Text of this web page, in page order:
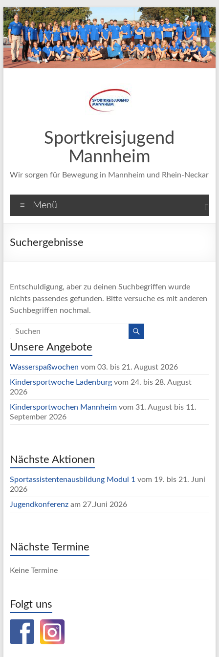
Zum
Inhalt
springen
Sportkreisjugend
Mannheim
Wir sorgen für Bewegung in Mannheim und Rhein-Neckar
Menü
Suchergebnisse
Entschuldigung, aber zu deinen Suchbegriffen wurde
nichts passendes gefunden. Bitte versuche es mit anderen
Suchbegriffen nochmal.
Unsere Angebote
Wasserspaßwochen vom 03. bis 21. August 2026
Kindersportwoche Ladenburgvom 24. bis 28. August
2026
Kindersportwochen Mannheim vom 31. August bis 11.
September 2026
Nächste Aktionen
Sportassistentenausbildung Modul 1 vom 19. bis 21. Juni
2026
Jugendkonferenzam 27.Juni 2026
Nächste Termine
Keine Termine
Folgt uns